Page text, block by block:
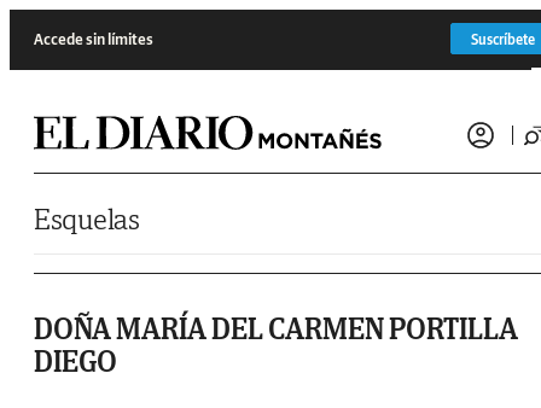
Accede sin límites Suscríbete
Esquelas
DOÑA MARÍA DEL CARMEN PORTILLA
DIEGO